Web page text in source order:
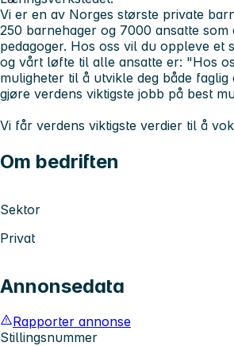
Vi er en av Norges største private
250 barnehager og 7000 ansatte som
pedagoger. Hos oss vil du oppleve et
og vårt løfte til alle ansatte er: "Hos
muligheter til å utvikle deg både faglig
gjøre verdens viktigste jobb på best
Vi får verdens viktigste verdier til å
Om bedriften
Sektor
Privat
Annonsedata
Rapporter annonse
Stillingsnummer